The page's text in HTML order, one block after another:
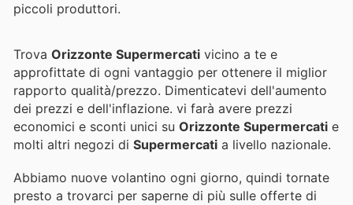
piccoli produttori.
Trova Orizzonte Supermercati vicino a te e
approfittate di ogni vantaggio per ottenere il miglior
rapporto qualità/prezzo. Dimenticatevi dell'aumento
dei prezzi e dell'inflazione. vi farà avere prezzi
economici e sconti unici su Orizzonte Supermercati e
molti altri negozi di Supermercati a livello nazionale.
Abbiamo nuove volantino ogni giorno, quindi tornate
presto a trovarci per saperne di più sulle offerte di